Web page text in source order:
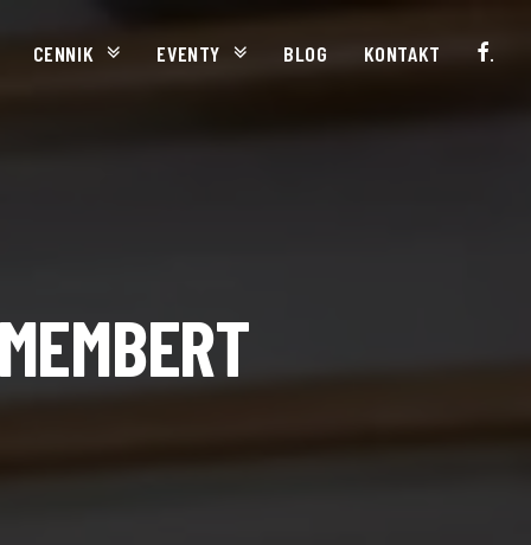
CENNIK EVENTY BLOG KONTAKT .